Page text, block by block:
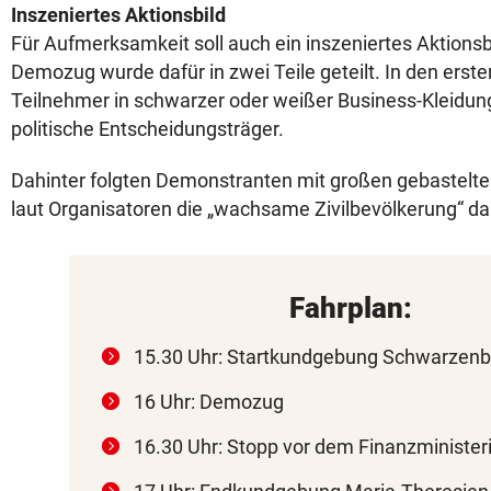
Inszeniertes Aktionsbild
Für Aufmerksamkeit soll auch ein inszeniertes
Demozug wurde dafür in zwei Teile geteilt. In den
Teilnehmer in schwarzer oder weißer Business-
politische Entscheidungsträger.
Dahinter folgten Demonstranten mit großen
laut Organisatoren die „wachsame Zivilbevölkerung“
Fahrplan:
15.30 Uhr: Startkundgebung
16 Uhr: Demozug
16.30 Uhr: Stopp vor dem